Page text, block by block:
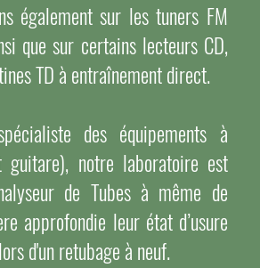
également sur les tuners FM
que sur certains lecteurs CD,
TD à entraînement direct.
des équipements à
notre laboratoire est
de Tubes à même de
approfondie leur état d’usure
d'un retubage à neuf.